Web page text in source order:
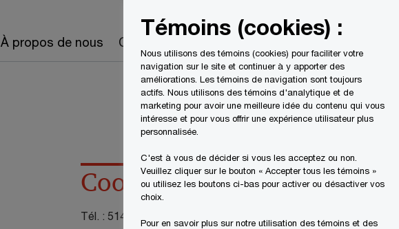
À propos de nous Carrières Recherche
Coordonnées
Tél. : 514-205-5345
Témoins (cookies) :
Nous utilisons des témoins (cookies) pour faciliter votre
navigation sur le site et continuer à y apporter des
améliorations. Les témoins de navigation sont toujours
actifs. Nous utilisons des témoins d'analytique et de
marketing pour avoir une meilleure idée du contenu qui vous
intéresse et pour vous offrir une expérience utilisateur plus
personnalisée.
C'est à vous de décider si vous les acceptez ou non.
Veuillez cliquer sur le bouton « Accepter tous les témoins »
ou utilisez les boutons ci-bas pour activer ou désactiver vos
choix.
Pour en savoir plus sur notre utilisation des témoins et des